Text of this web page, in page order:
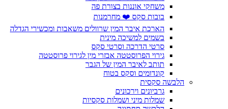
משחקי אוננות בצורת פה
בובות סקס ❤️ מחרמנות
הארכת איבר המין שרוולים משאבות ומכשירי הגדלה
בשמים למשיכה מינית
סרטי הדרכה וסרטי סקס
גירוי הפרוסטטה אבזרי מין לגירוי פרוסטטה
תותב לאיבר המין של הגבר
קונדומים וסקס בטוח
הלבשה סקסית
גרביונים וירכונים
שמלות מיני ושמלות סקסיות